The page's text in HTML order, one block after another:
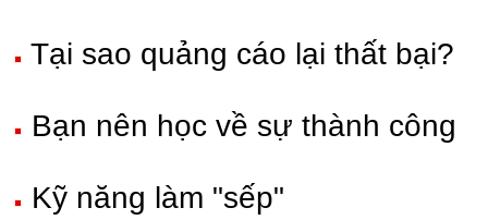
Tại sao quảng cáo lại thất bại?
Bạn nên học về sự thành công
Kỹ năng làm "sếp"